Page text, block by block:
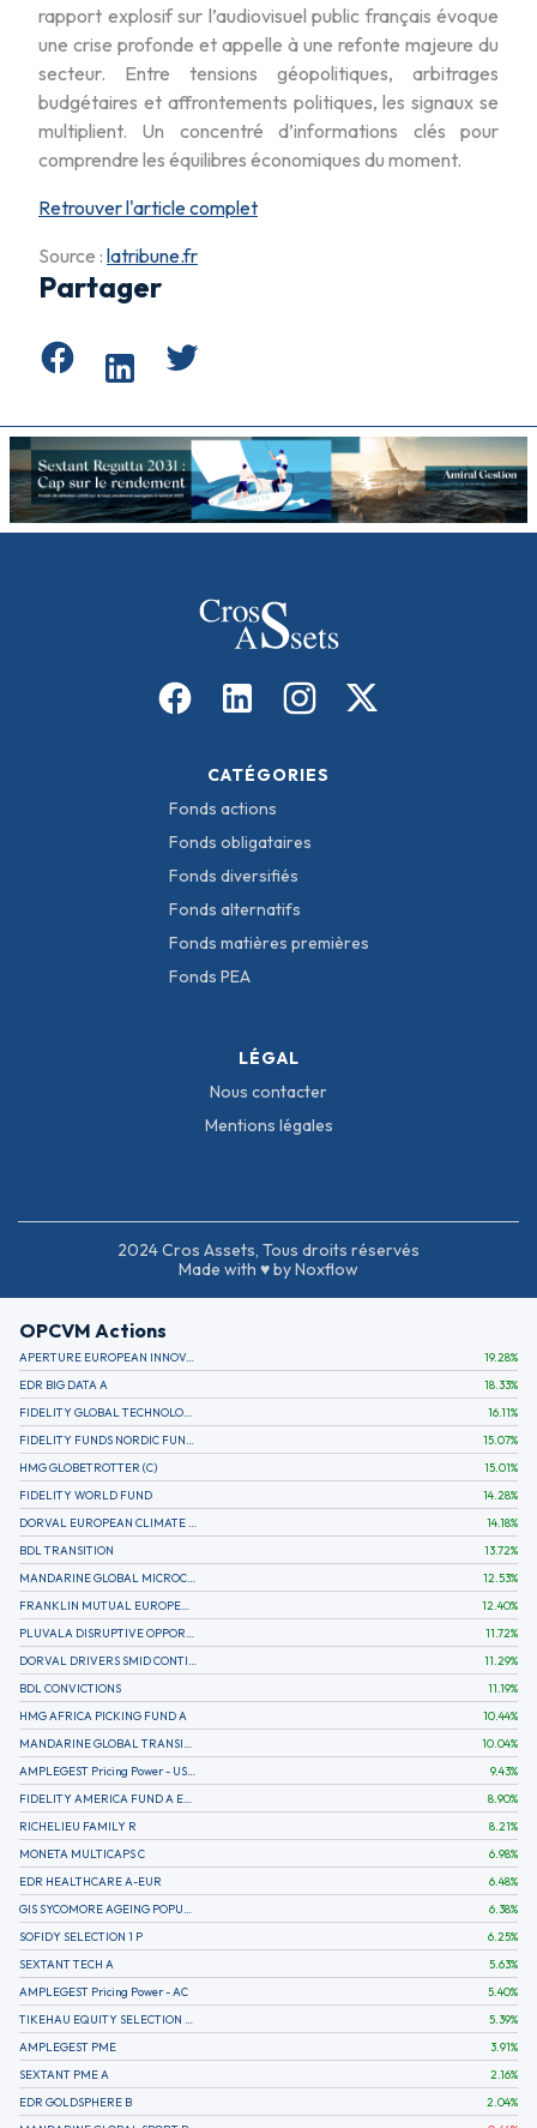
rapport explosif sur l’audiovisuel public français évoque
une crise profonde et appelle à une refonte majeure du
secteur. Entre tensions géopolitiques, arbitrages
budgétaires et affrontements politiques, les signaux se
multiplient. Un concentré d’informations clés pour
comprendre les équilibres économiques du moment.
Retrouver l'article complet
Source : latribune.fr
Partager
CATÉGORIES
Fonds actions
Fonds obligataires
Fonds diversifiés
Fonds alternatifs
Fonds matières premières
Fonds PEA
LÉGAL
Nous contacter
Mentions légales
2024 Cros Assets, Tous droits réservés
Made with ♥ by Noxflow
OPCVM Actions
APERTURE EUROPEAN INNOVATION 19.28%
EDR BIG DATA A
18.33%
FIDELITY GLOBAL TECHNOLOGY FUND A EUR
16.11%
FIDELITY FUNDS NORDIC FUND A
15.07%
HMG GLOBETROTTER (C)
15.01%
FIDELITY WORLD FUND
14.28%
DORVAL EUROPEAN CLIMATE INITIATIVE R (C)
14.18%
BDL TRANSITION
13.72%
MANDARINE GLOBAL MICROCAP
12.53%
FRANKLIN MUTUAL EUROPEAN FUND A EUR (C)
12.40%
PLUVALA DISRUPTIVE OPPORTUNITIES
11.72%
DORVAL DRIVERS SMID CONTINENTAL EUROPE
11.29%
BDL CONVICTIONS
11.19%
HMG AFRICA PICKING FUND A
10.44%
MANDARINE GLOBAL TRANSITION R
10.04%
AMPLEGEST Pricing Power - US - AC
9.43%
FIDELITY AMERICA FUND A EUR (C)
8.90%
RICHELIEU FAMILY R
8.21%
MONETA MULTICAPS C
6.98%
EDR HEALTHCARE A-EUR
6.48%
GIS SYCOMORE AGEING POPULATION
6.38%
SOFIDY SELECTION 1 P
6.25%
SEXTANT TECH A
5.63%
AMPLEGEST Pricing Power - AC
5.40%
TIKEHAU EQUITY SELECTION R-Acc-EUR
5.39%
AMPLEGEST PME
3.91%
SEXTANT PME A
2.16%
EDR GOLDSPHERE B
2.04%